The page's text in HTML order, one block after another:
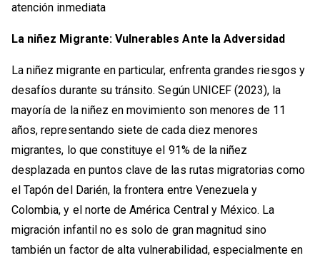
atención inmediata
La niñez Migrante: Vulnerables Ante la Adversidad
La niñez migrante en particular, enfrenta grandes riesgos y
desafíos durante su tránsito. Según UNICEF (2023), la
mayoría de la niñez en movimiento son menores de 11
años, representando siete de cada diez menores
migrantes, lo que constituye el 91% de la niñez
desplazada en puntos clave de las rutas migratorias como
el Tapón del Darién, la frontera entre Venezuela y
Colombia, y el norte de América Central y México. La
migración infantil no es solo de gran magnitud sino
también un factor de alta vulnerabilidad, especialmente en